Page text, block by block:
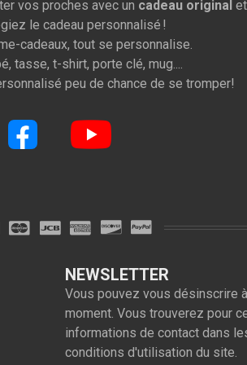
vos proches avec un cadeau original
le cadeau personnalisé !
cadeaux, tout se personnalise.
tasse, t-shirt, porte clé, mug....
peu de chance de se tromper!
NEWSLETTER
Vous pouvez vous désinscrire
moment. Vous trouverez pour
informations de contact dans
conditions d'utilisation du site.